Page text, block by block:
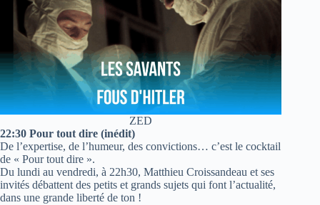
ZED
22:30 Pour tout dire (inédit)
De l’expertise, de l’humeur, des convictions… c’est le cocktail
de « Pour tout dire ».
Du lundi au vendredi, à 22h30, Matthieu Croissandeau et ses
invités débattent des petits et grands sujets qui font l’actualité,
dans une grande liberté de ton !